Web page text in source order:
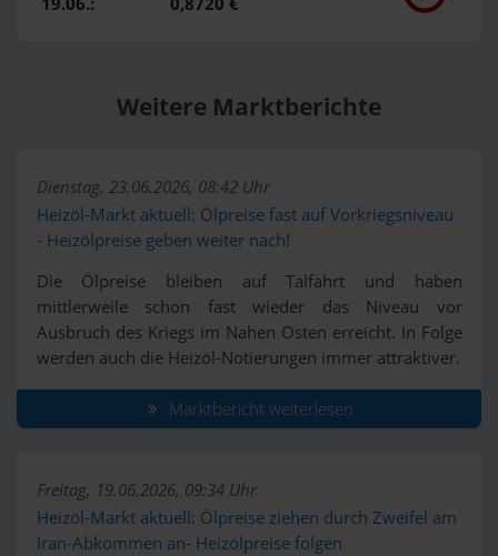
Weitere Marktberichte
Dienstag, 23.06.2026, 08:42 Uhr
Heizöl-Markt aktuell: Ölpreise fast auf Vorkriegsniveau
- Heizölpreise geben weiter nach!
Die Ölpreise bleiben auf Talfahrt und haben
mittlerweile schon fast wieder das Niveau vor
Ausbruch des Kriegs im Nahen Osten erreicht. In Folge
werden auch die Heizöl-Notierungen immer attraktiver.
Marktbericht weiterlesen
Freitag, 19.06.2026, 09:34 Uhr
Heizöl-Markt aktuell: Ölpreise ziehen durch Zweifel am
Iran-Abkommen an- Heizölpreise folgen